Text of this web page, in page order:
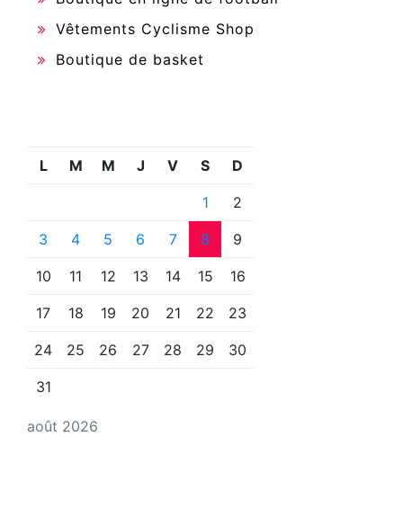
Vêtements Cyclisme Shop
Boutique de basket
août 2026
L M M J V S D
1 2
3 4 5 6 7 8 9
10 11 12 13 14 15 16
17 18 19 20 21 22 23
24 25 26 27 28 29 30
31